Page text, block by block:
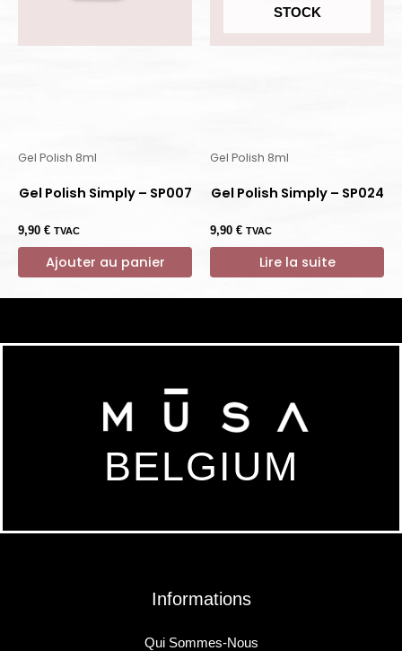
Gel Polish 8ml
Gel Polish Simply – SP007
9,90 € TVAC
Ajouter au panier
STOCK
Gel Polish 8ml
Gel Polish Simply – SP024
9,90 € TVAC
Lire la suite
BELGIUM
Informations
Qui Sommes-Nous